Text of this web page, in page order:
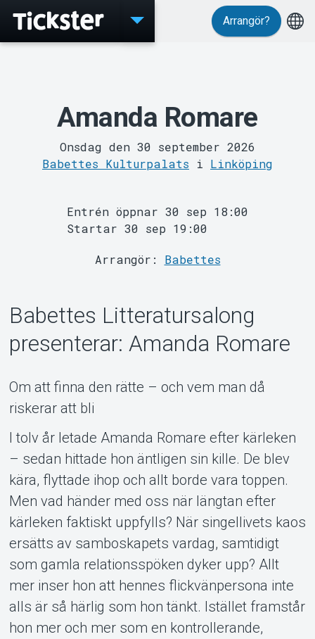
MyTickster
Support
Om Tickster
Arrangör?
Amanda Romare
Onsdag den 30 september 2026
Babettes Kulturpalats i Linköping
Entrén öppnar 30 sep 18:00
Startar 30 sep 19:00
Arrangör: Babettes
Babettes Litteratursalong
presenterar: Amanda Romare
Om att finna den rätte – och vem man då
riskerar att bli
I tolv år letade Amanda Romare efter kärleken
– sedan hittade hon äntligen sin kille. De blev
kära, flyttade ihop och allt borde vara toppen.
Men vad händer med oss när längtan efter
kärleken faktiskt uppfylls? När singellivets kaos
ersätts av samboskapets vardag, samtidigt
som gamla relationsspöken dyker upp? Allt
mer inser hon att hennes flickvänpersona inte
alls är så härlig som hon tänkt. Istället framstår
hon mer och mer som en kontrollerande,